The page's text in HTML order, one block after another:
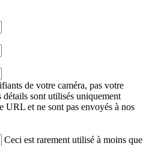
de votre caméra, pas votre
sont utilisés uniquement
URL et ne sont pas envoyés à nos
Ceci est rarement utilisé à moins que